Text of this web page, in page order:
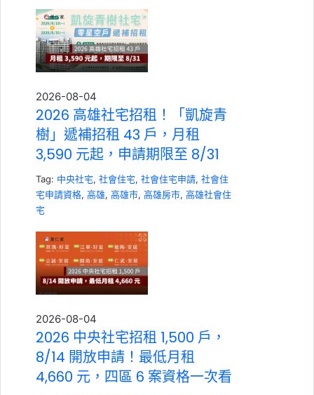
2026-08-04
2026 高雄社宅招租！「凱旋青
樹」遞補招租 43 戶，月租
3,590 元起，申請期限至 8/31
Tag: 中央社宅, 社會住宅, 社會住宅申請, 社會住
宅申請資格, 高雄, 高雄市, 高雄房市, 高雄社會住
宅
2026-08-04
2026 中央社宅招租 1,500 戶，
8/14 開放申請！最低月租
4,660 元，四區 6 案資格一次看